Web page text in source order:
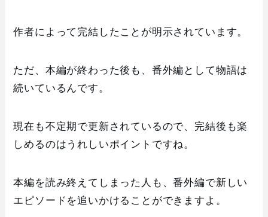
作者によって完結したことが明示されています。
ただ、本編が終わった後も、番外編として物語は
続いているんです。
現在も不定期で更新されているので、完結後も楽
しめるのはうれしいポイントですね。
本編を読み終えてしまった人も、番外編で新しい
エピソードを追いかけることができますよ。